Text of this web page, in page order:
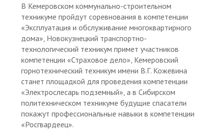
В Кемеровском коммунально-строительном
техникуме пройдут соревнования в компетенции
«Эксплуатация и обслуживание многоквартирного
дома», Новокузнецкий транспортно-
технологический техникум примет участников
компетенции «Страховое дело», Кемеровский
горнотехнический техникум имени В.Г. Кожевина
станет площадкой для проведения компетенции
«Электрослесарь подземный», а в Сибирском
политехническом техникуме будущие спасатели
покажут профессиональные навыки в компетенции
«Росгвардеец».